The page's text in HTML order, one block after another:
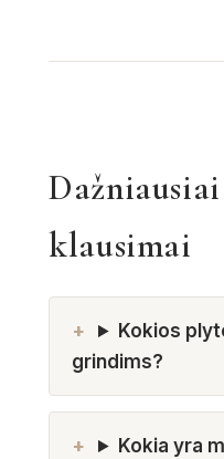
klausimai
Kokios
grindims?
Kokia yra